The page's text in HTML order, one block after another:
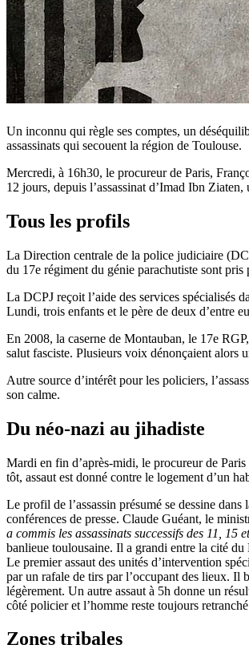
Un inconnu qui règle ses comptes, un
assassinats qui secouent la région de Toulouse.
Mercredi, à 16h30, le procureur de Paris,
12 jours, depuis l’assassinat d’Imad Ibn
Tous les profils
La Direction centrale de la police judiciaire
du 17e régiment du génie parachutiste sont
La DCPJ reçoit l’aide des services spécialisés
Lundi, trois enfants et le père de deux d’entre
En 2008, la caserne de Montauban, le 17e
salut fasciste. Plusieurs voix dénonçaient alors
Autre source d’intérêt pour les policiers,
son calme.
Du néo-nazi au jihadiste
Mardi en fin d’après-midi, le procureur de Paris
tôt, assaut est donné contre le logement d’un
Le profil de l’assassin présumé se dessine dans
conférences de presse. Claude Guéant, le
a commis les assassinats successifs des 11, 15
banlieue toulousaine. Il a grandi entre la cité
Le premier assaut des unités d’intervention
par un rafale de tirs par l’occupant des lieux. Il
légèrement. Un autre assaut à 5h donne un
côté policier et l’homme reste toujours
Zones tribales